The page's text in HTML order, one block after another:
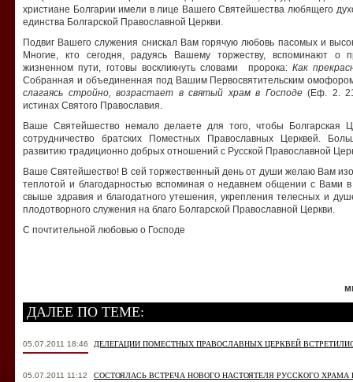
христиане Болгарии имели в лице Вашего Святейшества любящего
единства Болгарской Православной Церкви.
Подвиг Вашего служения снискал Вам горячую любовь пасомых и
Многие, кто сегодня, радуясь Вашему торжеству, вспоминают о
жизненном пути, готовы воскликнуть словами пророка:Как
Собранная и объединенная под Вашим Первосвятительским
слагаясь стройно, возрастает в святый храм в Господе(Еф. 2.
истинах Святого Православия.
Ваше Святейшество немало делаете для того, чтобы Болгарская
сотрудничество братских Поместных Православных Церквей.
развитию традиционно добрых отношений с Русской Православной
Ваше Святейшество! В сей торжественный день от души желаю Вам
теплотой и благодарностью вспоминая о недавнем общении с
свыше здравия и благодатного утешения, укрепления телесных и
плодотворного служения на благо Болгарской Православной Церкви.
С почтительной любовью о Господе
ДАЛЕЕ ПО ТЕМЕ:
05.07.2011 18:46 ДЕЛЕГАЦИИ ПОМЕСТНЫХ ПРАВОСЛАВНЫХ ЦЕРКВЕЙ
05.07.2011 11:12
СОСТОЯЛАСЬ ВСТРЕЧА НОВОГО НАСТОЯТЕЛЯ РУССКОГО